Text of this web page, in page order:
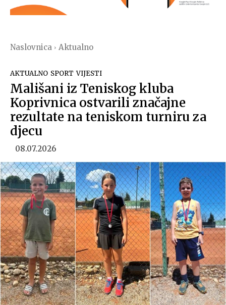
Naslovnica Aktualno
AKTUALNO SPORT VIJESTI
Mališani iz Teniskog kluba
Koprivnica ostvarili značajne
rezultate na teniskom turniru za
djecu
08.07.2026